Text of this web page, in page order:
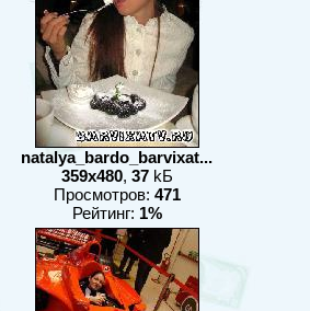
natalya_bardo_barvixat...
359x480, 37kБ
Просмотров: 471
Рейтинг: 1%